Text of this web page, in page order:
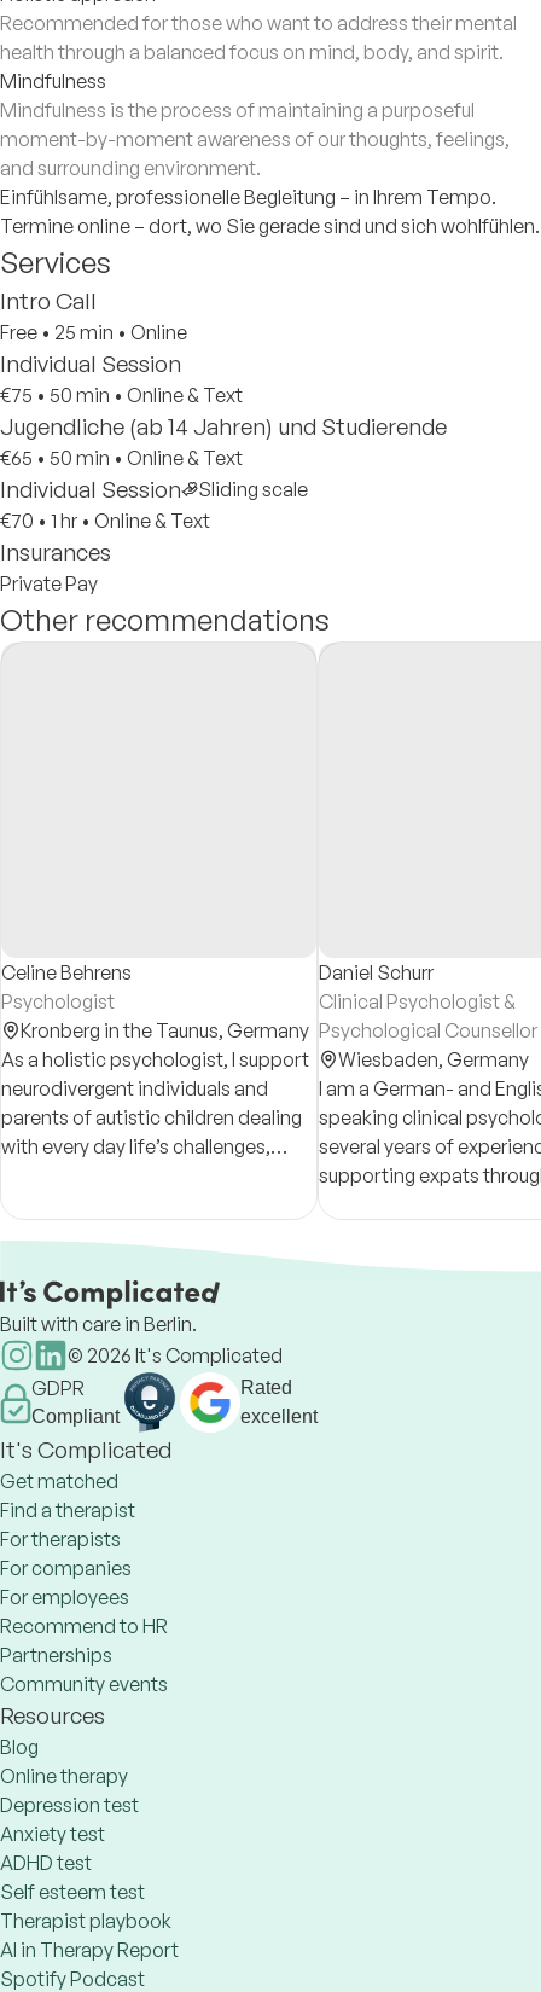
Recommended for those who want to address their mental
health through a balanced focus on mind, body, and spirit.
Mindfulness
Mindfulness is the process of maintaining a purposeful
moment-by-moment awareness of our thoughts, feelings,
and surrounding environment.
Einfühlsame, professionelle Begleitung – in Ihrem Tempo.
Termine online – dort, wo Sie gerade sind und sich wohlfühlen.
Services
Intro Call
Free • 25 min • Online
Individual Session
€75 • 50 min • Online & Text
Jugendliche (ab 14 Jahren) und Studierende
€65 • 50 min • Online & Text
Individual Session
Sliding scale
€70 • 1 hr • Online & Text
Insurances
Private Pay
Other recommendations
Celine Behrens
Psychologist
Kronberg in the Taunus, Germany
As a holistic psychologist, I support
neurodivergent individuals and
parents of autistic children dealing
with every day life’s challenges,
doubt.
Daniel Schurr
Clinical Psychologist &
Psychological Counsellor
Wiesbaden, Germany
I am a German- and
speaking clinical
several years of
supporting expats
relationship and
based psychological
Built with care in Berlin.
© 2026 It's Complicated
GDPR
Compliant
Rated
excellent
It's Complicated
Get matched
Find a therapist
For therapists
For companies
For employees
Recommend to HR
Partnerships
Community events
Resources
Blog
Online therapy
Depression test
Anxiety test
ADHD test
Self esteem test
Therapist playbook
AI in Therapy Report
Spotify Podcast